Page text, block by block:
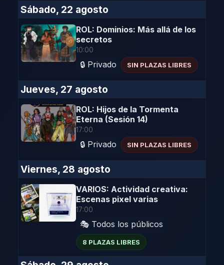
Sábado, 22 agosto
ROL: Dominios: Más allá de los
secretos
10:00
🔒 Privado SIN PLAZAS LIBRES
Jueves, 27 agosto
ROL: Hijos de la Tormenta
Eterna (Sesión 14)
17:00
🔒 Privado SIN PLAZAS LIBRES
Viernes, 28 agosto
VARIOS: Actividad creativa:
Escenas pixel varias
17:00
🎭 Todos los públicos
8 PLAZAS LIBRES